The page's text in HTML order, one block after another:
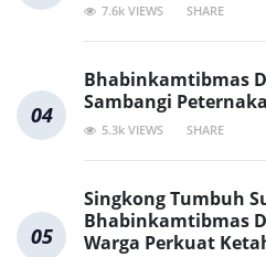
7.6k VIEWS SHARE
04
Bhabinkamtibmas
Sambangi
5.3k VIEWS SHARE
05
Singkong Tumbuh
Bhabinkamtibmas
Warga Perkuat